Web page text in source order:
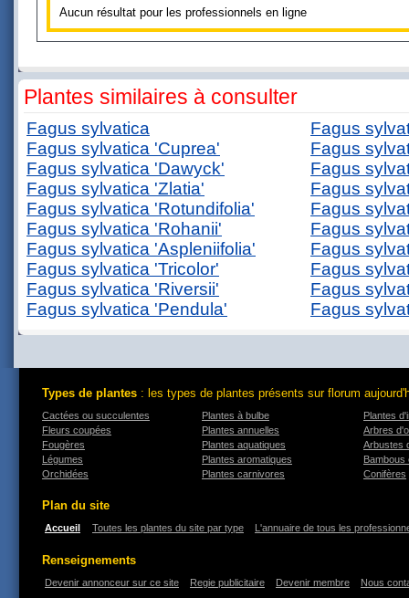
Aucun résultat pour les professionnels en ligne
Plantes similaires à consulter
Fagus sylvatica
Fagus sylvatica 'Cuprea'
Fagus sylvatica 'Dawyck'
Fagus sylvatica 'Zlatia'
Fagus sylvatica 'Rotundifolia'
Fagus sylvatica 'Rohanii'
Fagus sylvatica 'Aspleniifolia'
Fagus sylvatica 'Tricolor'
Fagus sylvatica 'Riversii'
Fagus sylvatica 'Pendula'
Fagus
Fagus
Fagus
Fagus
Fagus
Fagus
Fagus
Fagus
Fagus
Fagus
Types de plantes : les types de plantes présents sur florum
Cactées ou succulentes
Fleurs coupées
Fougères
Légumes
Orchidées
Plantes à bulbe
Plantes annuelles
Plantes aquatiques
Plantes aromatiques
Plantes carnivores
Plantes
Arbres
Arbustes
Bambous
Conifères
Plan du site
Accueil Toutes les plantes du site par type L'annuaire de tous les
Renseignements
Devenir annonceur sur ce site Regie publicitaire Devenir membre Nous